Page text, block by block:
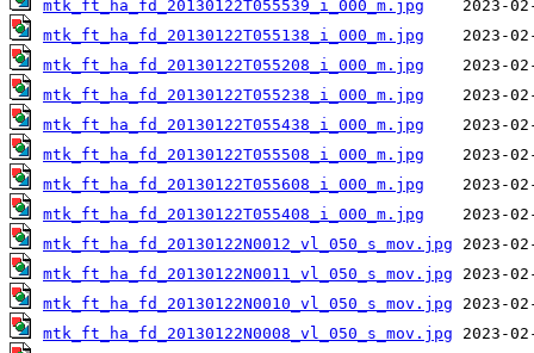
mtk_ft_ha_fd_20130122T055539_i_000_m.jpg
mtk_ft_ha_fd_20130122T055138_i_000_m.jpg
mtk_ft_ha_fd_20130122T055208_i_000_m.jpg
mtk_ft_ha_fd_20130122T055238_i_000_m.jpg
mtk_ft_ha_fd_20130122T055438_i_000_m.jpg
mtk_ft_ha_fd_20130122T055508_i_000_m.jpg
mtk_ft_ha_fd_20130122T055608_i_000_m.jpg
mtk_ft_ha_fd_20130122T055408_i_000_m.jpg
mtk_ft_ha_fd_20130122N0012_vl_050_s_mov.jpg
mtk_ft_ha_fd_20130122N0011_vl_050_s_mov.jpg
mtk_ft_ha_fd_20130122N0010_vl_050_s_mov.jpg
mtk_ft_ha_fd_20130122N0008_vl_050_s_mov.jpg